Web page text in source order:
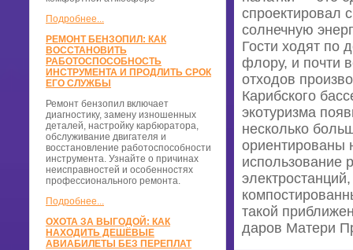
Подробнее...
РЕМОНТ БЕНЗОПИЛ: КАК
ВОССТАНОВИТЬ
РАБОТОСПОСОБНОСТЬ
ИНСТРУМЕНТА И ПРОДЛИТЬ СРОК
ЕГО СЛУЖБЫ
Ремонт бензопил включает
диагностику, замену изношенных
деталей, настройку карбюратора,
обслуживание двигателя и
восстановление работоспособности
инструмента. Узнайте о причинах
неисправностей и особенностях
профессионального ремонта.
Подробнее...
ОХОТА ЗА ВЫГОДОЙ: КАК
НАХОДИТЬ ДЕШЁВЫЕ
АВИАБИЛЕТЫ БЕЗ ПЕРЕПЛАТ
спроектировал
солнечную
Гости ходят по
флору, и почти
отходов
Карибского
экотуризма
несколько
ориентированы
использование
такой
даров Матери